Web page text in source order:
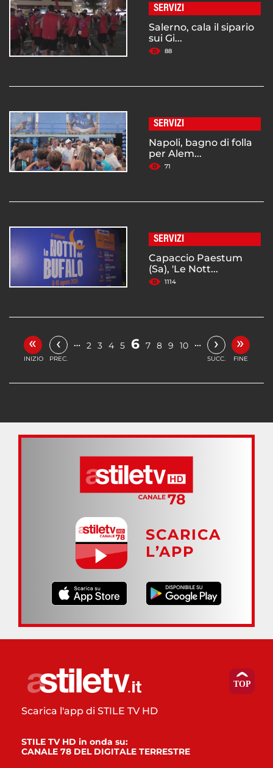
SERVIZI
Salerno, cala il sipario
sui Gi...
88
SERVIZI
Napoli, bagno di folla
per Alem...
71
SERVIZI
Capaccio Paestum
(Sa), 'Le Nott...
1114
«
INIZIO
‹
PREC.
… 2 3 4 5 6 7 8 9 10 … ›
SUCC.
»
FINE
SCARICA
L’APP
Scarica l'app di STILE TV HD
STILE TV HD in onda su:
CANALE 78 DEL DIGITALE TERRESTRE